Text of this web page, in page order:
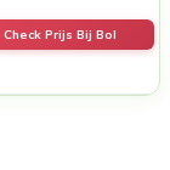
Check Prijs Bij Bol